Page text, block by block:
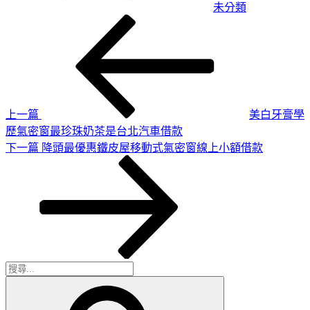
未分類
上一篇
美白牙膏學
歷氣密窗最珍珠奶茶是台北汽車借款
下
下一篇 降頭最優惠鐵皮屋移動式氣密窗線上小額借款
搜